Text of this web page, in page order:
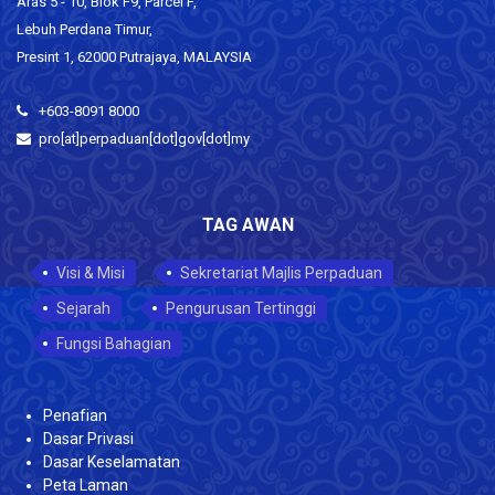
Lebuh Perdana Timur,
Presint 1, 62000 Putrajaya, MALAYSIA
+603-8091 8000
pro[at]perpaduan[dot]gov[dot]my
TAG AWAN
Visi & Misi
Sekretariat Majlis Perpaduan
Sejarah
Pengurusan Tertinggi
Fungsi Bahagian
Penafian
Dasar Privasi
Dasar Keselamatan
Peta Laman